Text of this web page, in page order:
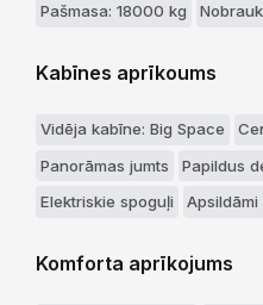
Pašmasa: 18000 kg
Kabīnes aprīkoums
Vidēja kabīne: Big Space
Panorāmas jumts
Papildus
Elektriskie spoguļi
Apsildāmi
Komforta aprīkojums